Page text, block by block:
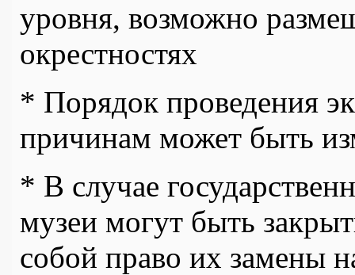
уровня, возможно
окрестностях
* Порядок проведения
причинам может быть
* В случае
музеи могут быть
собой право их замены